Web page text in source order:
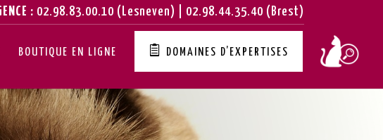
: 02.98.83.00.10 (Lesneven) | 02.98.44.35.40 (Brest)
BOUTIQUE EN LIGNE DOMAINES D’EXPERTISES